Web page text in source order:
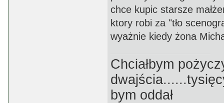
chce kupic starsze
ktory robi za "tło
wyażnie kiedy żona
Chciałbym
bym oddał